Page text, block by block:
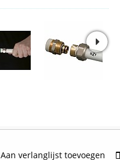
Aan verlanglijst toevoegen